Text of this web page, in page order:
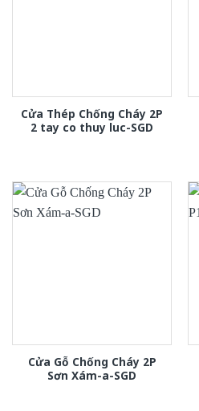
Cửa Thép Chống Cháy 2P
2 tay co thuy luc-SGD
Cửa Gỗ Chống Cháy 2P
Sơn Xám-a-SGD